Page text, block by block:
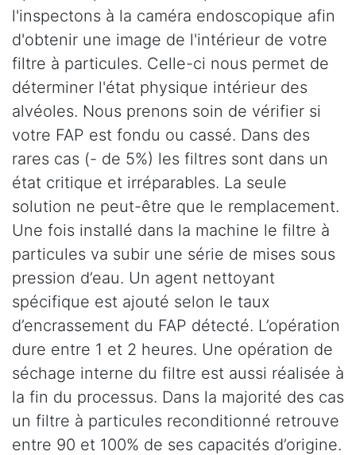
l'inspectons à la caméra endoscopique afin
d'obtenir une image de l'intérieur de votre
filtre à particules. Celle-ci nous permet de
déterminer l'état physique intérieur des
alvéoles. Nous prenons soin de vérifier si
votre FAP est fondu ou cassé. Dans des
rares cas (- de 5%) les filtres sont dans un
état critique et irréparables. La seule
solution ne peut-être que le remplacement.
Une fois installé dans la machine le filtre à
particules va subir une série de mises sous
pression d’eau. Un agent nettoyant
spécifique est ajouté selon le taux
d’encrassement du FAP détecté. L’opération
dure entre 1 et 2 heures. Une opération de
séchage interne du filtre est aussi réalisée à
la fin du processus. Dans la majorité des cas
un filtre à particules reconditionné retrouve
entre 90 et 100% de ses capacités d’origine.